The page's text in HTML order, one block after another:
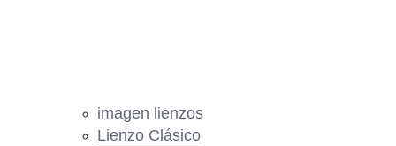
imagen lienzos
Lienzo Clásico